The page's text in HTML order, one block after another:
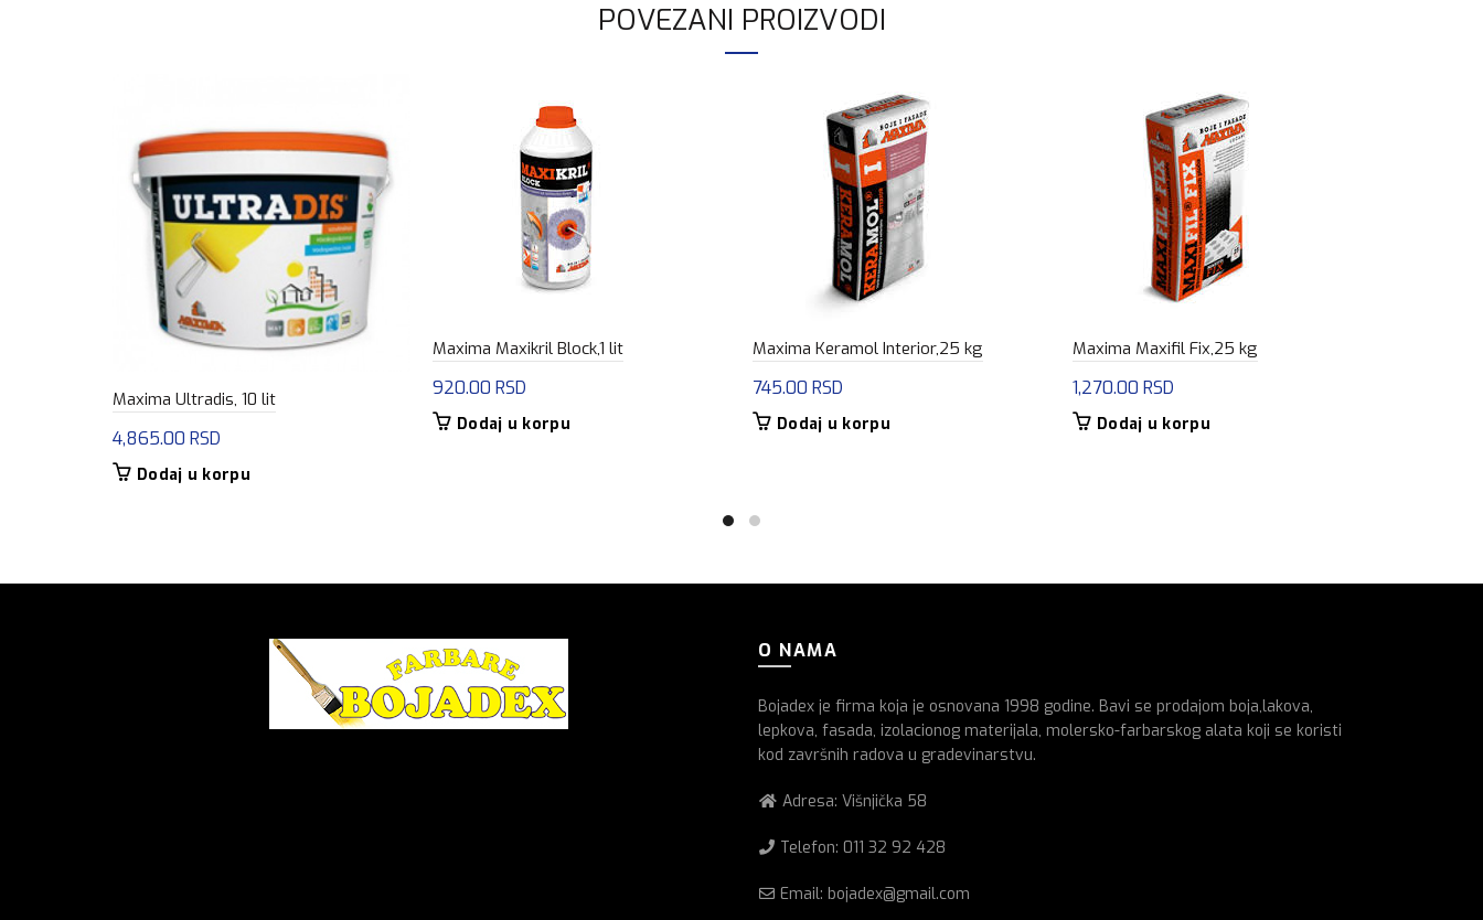
POVEZANI PROIZVODI
Maxima Ultradis, 10 lit
4,865.00 RSD
Dodaj u korpu
Maxima Maxikril Block,1 lit
920.00 RSD
Dodaj u korpu
Maxima Keramol Interior,25 kg
745.00 RSD
Dodaj u korpu
Maxima Maxifil Fix,25 kg
1,270.00 RSD
Dodaj u korpu
O NAMA
Bojadex je firma koja je osnovana 1998 godine. Bavi se prodajom boja,lakova,
lepkova, fasada, izolacionog materijala, molersko-farbarskog alata koji se koristi
kod završnih radova u gradevinarstvu.
Adresa: Višnjička 58
Telefon: 011 32 92 428
Email: bojadex@gmail.com